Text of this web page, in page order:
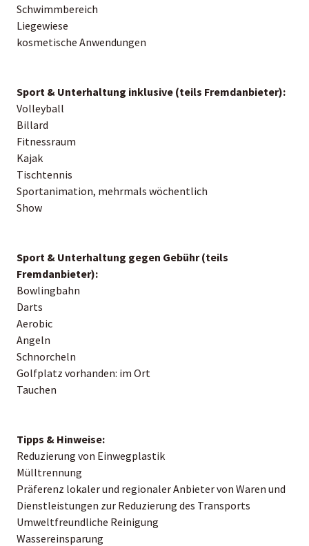
Schwimmbereich
Liegewiese
kosmetische Anwendungen
Sport & Unterhaltung inklusive (teils Fremdanbieter):
Volleyball
Billard
Fitnessraum
Kajak
Tischtennis
Sportanimation, mehrmals wöchentlich
Show
Sport & Unterhaltung gegen Gebühr (teils
Fremdanbieter):
Bowlingbahn
Darts
Aerobic
Angeln
Schnorcheln
Golfplatz vorhanden: im Ort
Tauchen
Tipps & Hinweise:
Reduzierung von Einwegplastik
Mülltrennung
Präferenz lokaler und regionaler Anbieter von Waren und
Dienstleistungen zur Reduzierung des Transports
Umweltfreundliche Reinigung
Wassereinsparung